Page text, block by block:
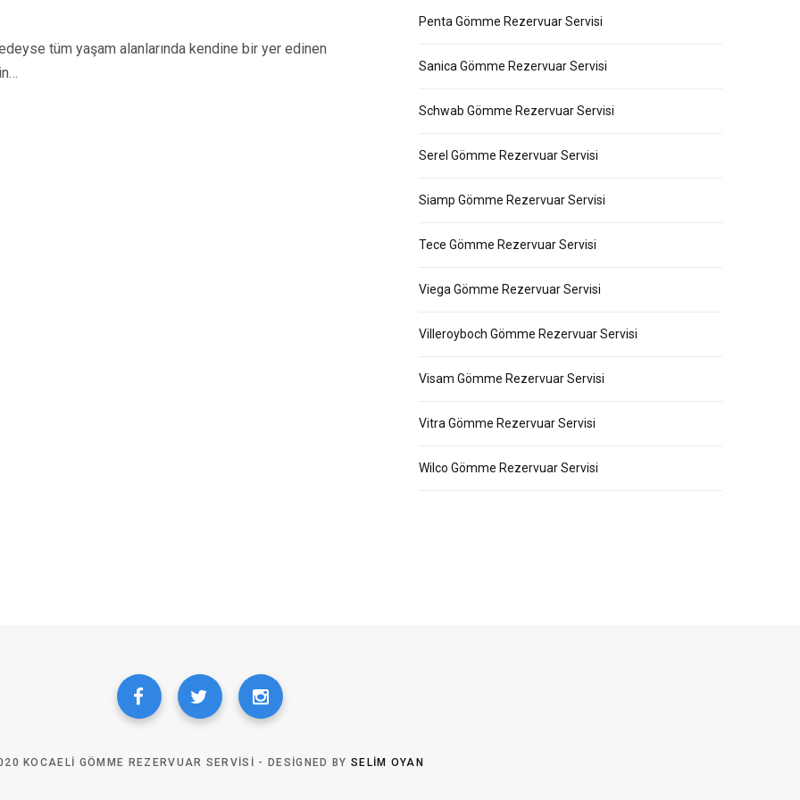
tüm yaşam alanlarında kendine bir yer edinen
Penta Gömme Rezervuar Servisi
Sanica Gömme Rezervuar Servisi
Schwab Gömme Rezervuar Servisi
Serel Gömme Rezervuar Servisi
Siamp Gömme Rezervuar Servisi
Tece Gömme Rezervuar Servisi
Viega Gömme Rezervuar Servisi
Villeroyboch Gömme Rezervuar Servisi
Visam Gömme Rezervuar Servisi
Vitra Gömme Rezervuar Servisi
Wilco Gömme Rezervuar Servisi
KOCAELI GÖMME REZERVUAR SERVISI - DESIGNED BY SELIM OYAN